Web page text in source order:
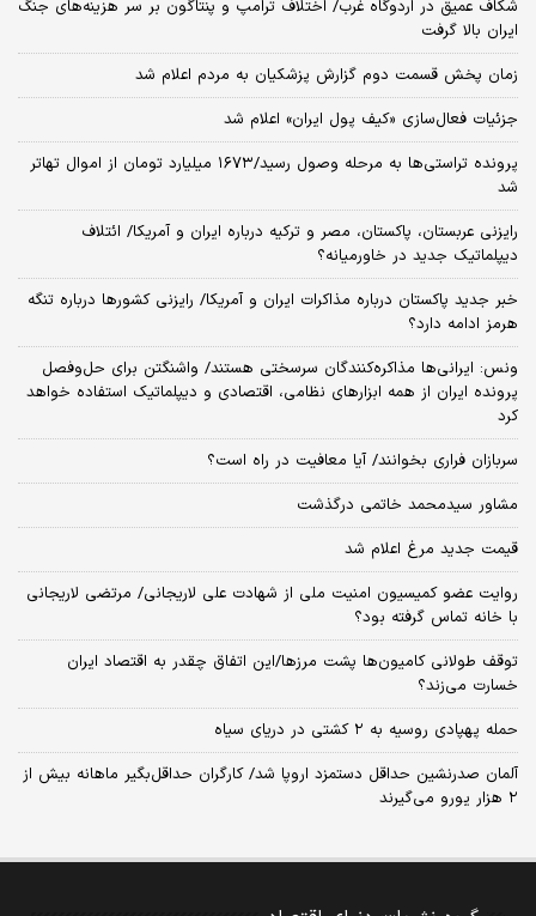
شکاف عمیق در اردوگاه غرب/ اختلاف ترامپ و پنتاگون بر سر هزینه‌های جنگ
ایران بالا گرفت
زمان پخش قسمت دوم گزارش پزشکیان به مردم اعلام شد
جزئیات فعال‌سازی «کیف پول ایران» اعلام شد
پرونده تراستی‌ها به مرحله وصول رسید/۱۶۷۳ میلیارد تومان از اموال تهاتر
شد
رایزنی عربستان، پاکستان، مصر و ترکیه درباره ایران و آمریکا/ ائتلاف
دیپلماتیک جدید در خاورمیانه؟
خبر جدید پاکستان درباره مذاکرات ایران و آمریکا/ رایزنی کشورها درباره تنگه
هرمز ادامه دارد؟
ونس: ایرانی‌ها مذاکره‌کنندگان سرسختی هستند/ واشنگتن برای حل‌وفصل
پرونده ایران از همه ابزارهای نظامی، اقتصادی و دیپلماتیک استفاده خواهد
کرد
سربازان فراری بخوانند/ آیا معافیت در راه است؟
مشاور سیدمحمد خاتمی درگذشت
قیمت جدید مرغ اعلام شد
روایت عضو کمیسیون امنیت ملی از شهادت علی لاریجانی/ مرتضی لاریجانی
با خانه تماس گرفته بود؟
توقف طولانی کامیون‌ها پشت مرزها/این اتفاق چقدر به اقتصاد ایران
خسارت می‌زند؟
حمله پهپادی روسیه به ۲ کشتی در دریای سیاه
آلمان صدرنشین حداقل دستمزد اروپا شد/ کارگران حداقل‌بگیر ماهانه بیش از
۲ هزار یورو می‌گیرند